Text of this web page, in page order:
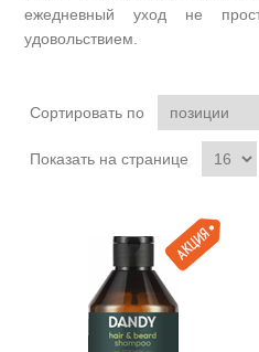
ежедневный уход не
удовольствием.
Сортировать по
Показать на странице